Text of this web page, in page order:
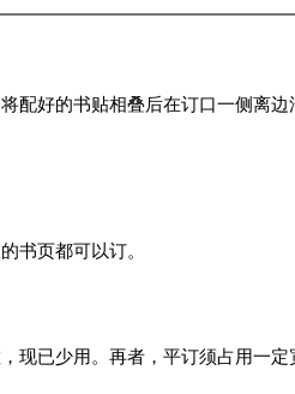
配好的书贴相叠后在订口一侧离
书页都可以订。
现已少用。再者，平订须占用一